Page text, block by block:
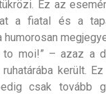
Ez az
a fiatal és a
humorosan
to moi!” – azaz a
került.
csak tovább